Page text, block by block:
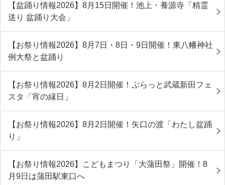
【盆踊り情報2026】8月15日開催！池上・養源寺「精霊
送り 盆踊り大会」
【お祭り情報2026】8月7日・8日・9日開催！東八幡神社
例大祭と盆踊り
【お祭り情報2026】8月2日開催！ぷらっと武蔵新田フェ
スタ「宵の縁日」
【お祭り情報2026】8月2日開催！矢口の渡「わたし盆踊
り」
【お祭り情報2026】こどもまつり「大蒲田祭」開催！8
月9日は蒲田駅東口へ